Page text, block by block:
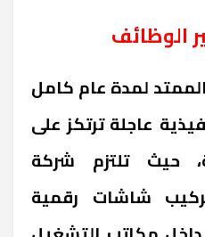
الوظائف
لمدة عام كامل
عاجلة ترتكز على
حيث تلتزم شركة
شاشات رقمية